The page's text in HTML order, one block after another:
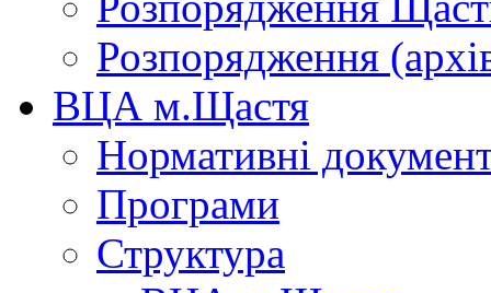
Розпорядження
ВЦА м.Щастя
Нормативні
Програми
Структура